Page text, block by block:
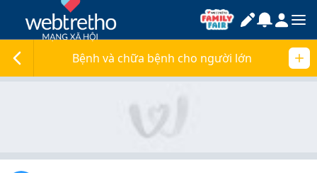
Bệnh và chữa bệnh cho người lớn